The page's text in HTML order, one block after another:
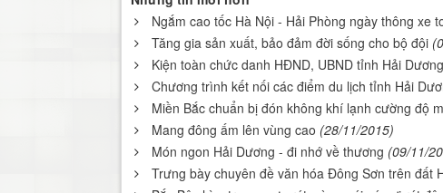
Ngắm cao tốc Hà Nội - Hải Phòng ngày thông xe
Tăng gia sản xuất, bảo đảm đời sống cho bộ đội
Kiện toàn chức danh HĐND, UBND tỉnh Hải
Chương trình kết nối các điểm du lịch tỉnh Hải
Miền Bắc chuẩn bị đón không khí lạnh cường độ
Mang đông ấm lên vùng cao (28/11/2015)
Món ngon Hải Dương - đi nhớ về thương (09/11/
Trưng bày chuyên đề văn hóa Đông Sơn trên đất